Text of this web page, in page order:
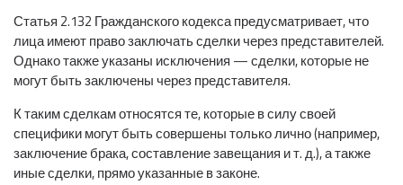
Статья 2.132 Гражданского кодекса предусматривает, что
лица имеют право заключать сделки через представителей.
Однако также указаны исключения — сделки, которые не
могут быть заключены через представителя.
К таким сделкам относятся те, которые в силу своей
специфики могут быть совершены только лично (например,
заключение брака, составление завещания и т. д.), а также
иные сделки, прямо указанные в законе.